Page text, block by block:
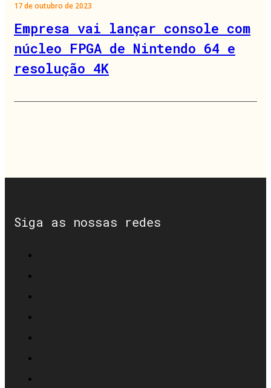
17 de outubro de 2023
Empresa vai lançar console com
núcleo FPGA de Nintendo 64 e
resolução 4K
Siga as nossas redes